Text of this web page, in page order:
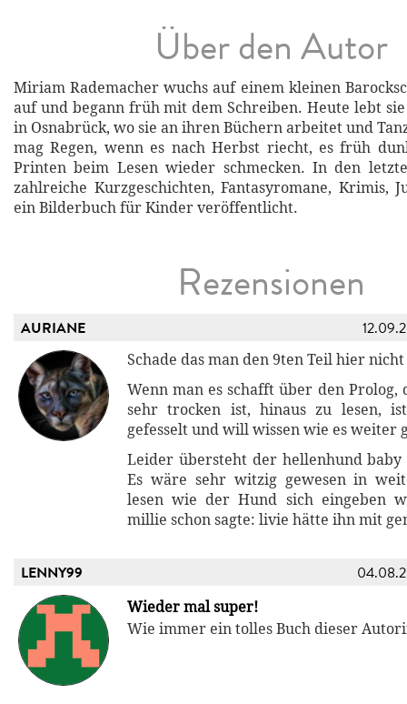
Über den Autor
Miriam Rademacher wuchs auf einem kleinen
auf und begann früh mit dem Schreiben. Heute lebt
in Osnabrück, wo sie an ihren Büchern arbeitet und
mag Regen, wenn es nach Herbst riecht, es früh
Printen beim Lesen wieder schmecken. In den
zahlreiche Kurzgeschichten, Fantasyromane, Krimis,
ein Bilderbuch für Kinder veröffentlicht.
Rezensionen
AURIANE
Schade das man den 9ten Teil hier
Wenn man es schafft über den Prolog,
sehr trocken ist, hinaus zu lesen,
gefesselt und will wissen wie es weiter
Leider übersteht der hellenhund baby
Es wäre sehr witzig gewesen in
lesen wie der Hund sich eingeben
millie schon sagte: livie hätte ihn mit
LENNY99
Wieder mal super!
Wie immer ein tolles Buch dieser